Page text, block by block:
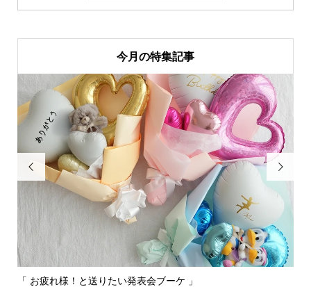
今月の特集記事

「 お疲れ様！と送りたい発表会ブーケ 」
